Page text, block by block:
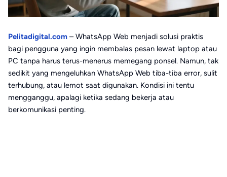
Pelitadigital.com – WhatsApp Web menjadi solusi praktis
bagi pengguna yang ingin membalas pesan lewat laptop atau
PC tanpa harus terus-menerus memegang ponsel. Namun, tak
sedikit yang mengeluhkan WhatsApp Web tiba-tiba error, sulit
terhubung, atau lemot saat digunakan. Kondisi ini tentu
mengganggu, apalagi ketika sedang bekerja atau
berkomunikasi penting.